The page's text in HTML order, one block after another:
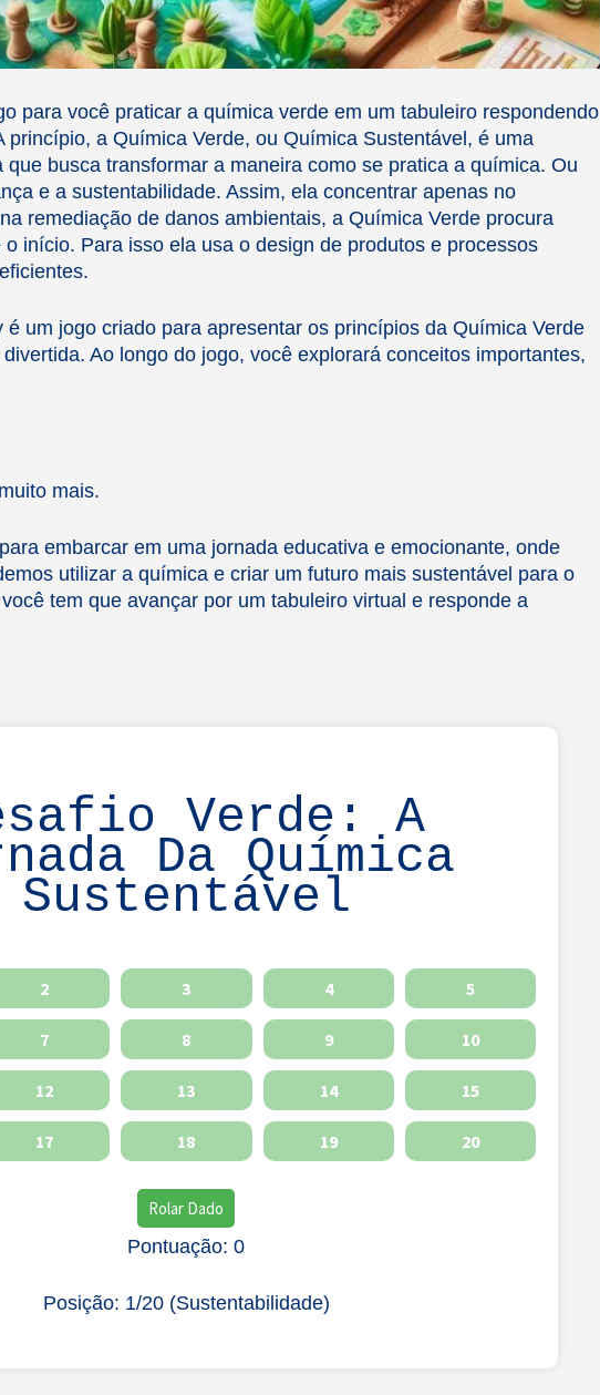
para você praticar a química verde em um tabuleiro respondendo
princípio, a Química Verde, ou Química Sustentável, é uma
busca transformar a maneira como se pratica a química. Ou
e a sustentabilidade. Assim, ela concentrar apenas no
remediação de danos ambientais, a Química Verde procura
início. Para isso ela usa o design de produtos e processos
é um jogo criado para apresentar os princípios da Química Verde
Ao longo do jogo, você explorará conceitos importantes,
mais.
embarcar em uma jornada educativa e emocionante, onde
utilizar a química e criar um futuro mais sustentável para o
tem que avançar por um tabuleiro virtual e responde a
Verde: A
Da Química
Sustentável
2 3 4 5
7 8 9 10
12 13 14 15
17 18 19 20
Rolar Dado
Pontuação: 0
Posição: 1/20 (Sustentabilidade)